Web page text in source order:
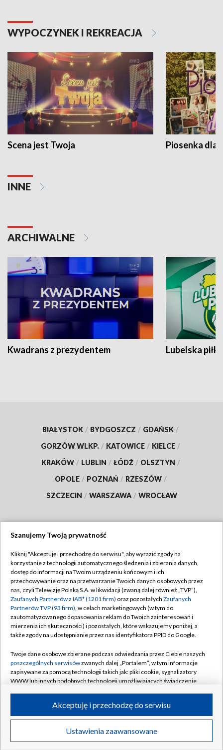
WYPOCZYNEK I REKREACJA
Scena jest Twoja Piosenka dla
INNE
ARCHIWALNE
Kwadrans z prezydentem Lubelska piłka
BIAŁYSTOK / BYDGOSZCZ / GDAŃSK /
GORZÓW WLKP. / KATOWICE / KIELCE /
KRAKÓW / LUBLIN / ŁÓDŹ / OLSZTYN /
OPOLE / POZNAŃ / RZESZÓW /
SZCZECIN / WARSZAWA / WROCŁAW
TVP
Abonament TVP
Emisja w TVP
Centrum informacji TVP
Naziemna Telewizja Cyfrowa
Rada Programowa
System NOS
Informacje o nadawcy
Program dla prasy
Ogłoszenie przetargowe
Regulamin TVP
Polityka prywatności
Moje zgody
Pomoc
Kontakt
Kanały
©2026 Telewizja Polska S.A. w likwidacji
Szanujemy Twoją prywatność
Kliknij "Akceptuję i przechodzę do serwisu", aby wyrazić zgody na
korzystanie z technologii automatycznego śledzenia i zbierania danych,
dostęp do informacji na Twoim urządzeniu końcowym i ich
przechowywanie oraz na przetwarzanie Twoich danych osobowych przez
nas, czyli Telewizję Polską S.A. w likwidacji (zwaną dalej również „TVP”),
Zaufanych Partnerów z IAB* (1201 firm) oraz pozostałych Zaufanych
Partnerów TVP (93 firm), w celach marketingowych (w tym do
zautomatyzowanego dopasowania reklam do Twoich zainteresowań i
mierzenia ich skuteczności) i pozostałych, które wskazujemy poniżej, a
także zgody na udostępnianie przez nas identyfikatora PPID do Google.
Twoje dane osobowe zbierane podczas odwiedzania przez Ciebie naszych
poszczególnych serwisówzwanych dalej „Portalem”, w tym informacje
zapisywane za pomocą technologii takich jak: pliki cookie, sygnalizatory
WWW lub innych podobnych technologii umożliwiających świadczenie
ruchu w Internecie.
Twoje dane osobowe zbierane podczas odwiedzania przez Ciebie
poszczególnych serwisówna Portalu, takie jak adresy IP, identyfikatory
Ustawienia zaawansowane
Akceptuję i przechodzę do serwisu